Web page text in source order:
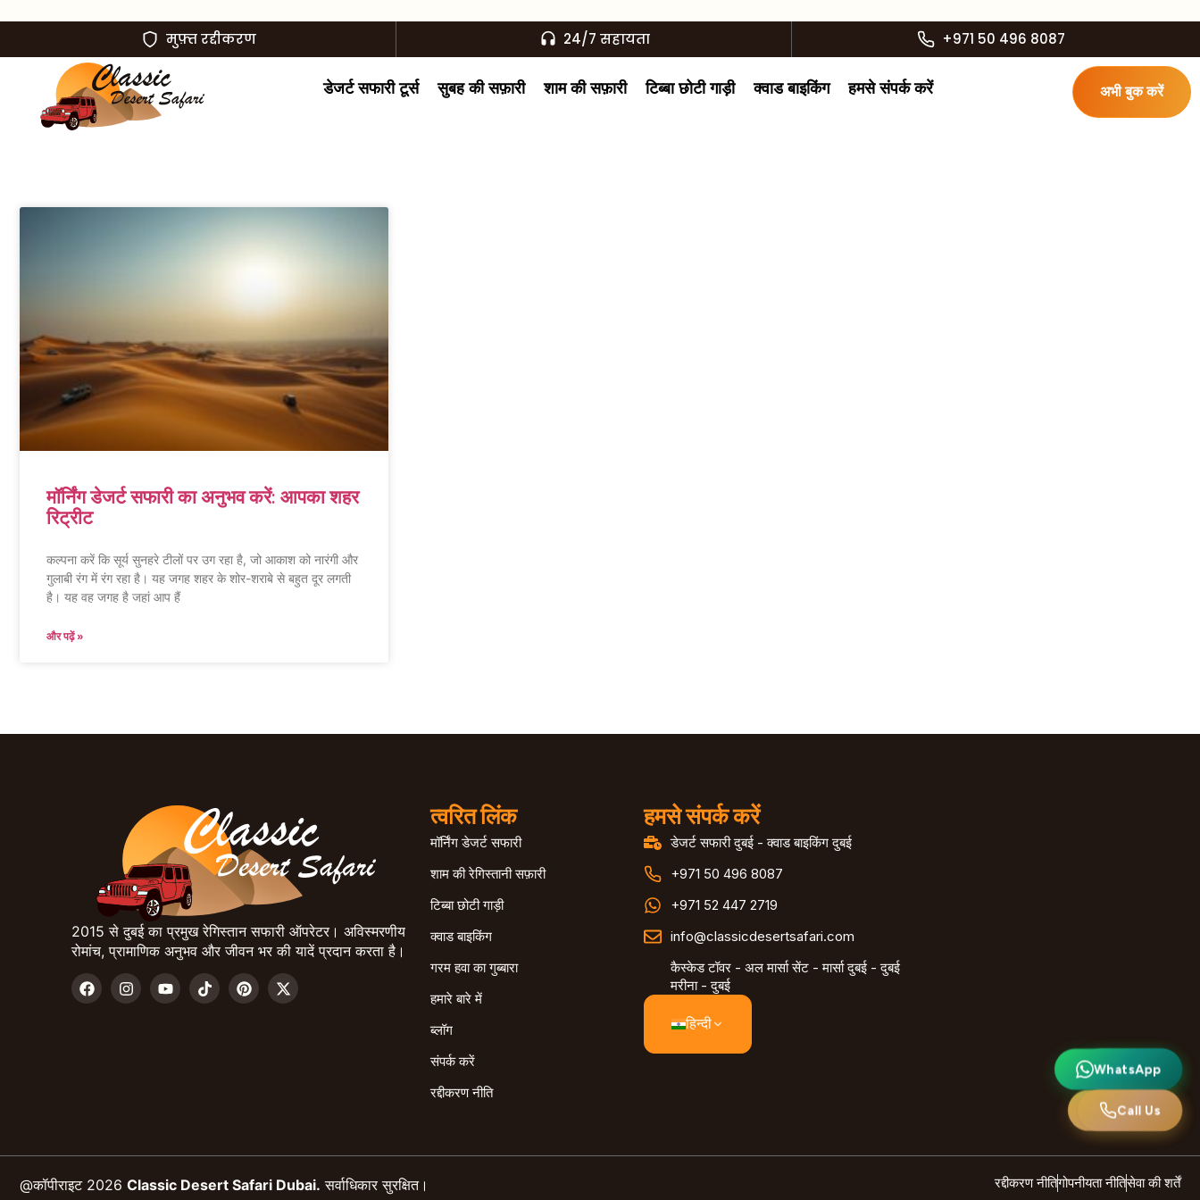
मुफ़्त रद्दीकरण 24/7 सहायता +971 50 496 8087
डेजर्ट सफारी टूर्स सुबह की सफ़ारी शाम की सफ़ारी टिब्बा छोटी गाड़ी क्वाड बाइकिंग हमसे संपर्क करें अभी बुक करें
मॉर्निंग डेजर्ट सफारी का अनुभव करें: आपका शहर
रिट्रीट
कल्पना करें कि सूर्य सुनहरे टीलों पर उग रहा है, जो आकाश को नारंगी और
गुलाबी रंग में रंग रहा है। यह जगह शहर के शोर-शराबे से बहुत दूर लगती
है। यह वह जगह है जहां आप हैं
और पढ़ें »
2015 से दुबई का प्रमुख रेगिस्तान सफारी ऑपरेटर। अविस्मरणीय
रोमांच, प्रामाणिक अनुभव और जीवन भर की यादें प्रदान करता है।
त्वरित लिंक
मॉर्निंग डेजर्ट सफारी
शाम की रेगिस्तानी सफ़ारी
टिब्बा छोटी गाड़ी
क्वाड बाइकिंग
गरम हवा का गुब्बारा
हमारे बारे में
ब्लॉग
संपर्क करें
रद्दीकरण नीति
हमसे संपर्क करें
डेजर्ट सफारी दुबई - क्वाड बाइकिंग दुबई
+971 50 496 8087
+971 52 447 2719
info@classicdesertsafari.com
कैस्केड टॉवर - अल मार्सा सेंट - मार्सा दुबई - दुबई
मरीना - दुबई
हिन्दी
@कॉपीराइट 2026 Classic Desert Safari Dubai. सर्वाधिकार सुरक्षित। रद्दीकरण नीतिगोपनीयता नीतिसेवा की शर्तें
व्हाट्सएप
हमें कॉल करें
WhatsApp
Call Us